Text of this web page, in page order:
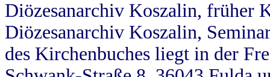
Diözesanarchiv Koszalin, früher
Diözesanarchiv Koszalin,
des Kirchenbuches liegt in der